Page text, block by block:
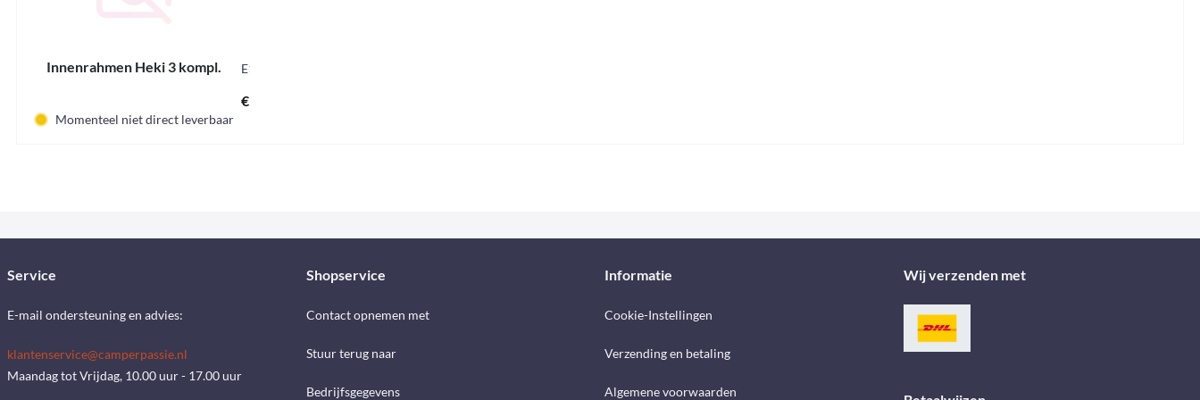
Innenrahmen Heki 3 kompl. E12520
€ 352,31 *
Momenteel niet direct leverbaar
Service
E-mail ondersteuning en advies:
klantenservice@camperpassie.nl
Maandag tot Vrijdag, 10.00 uur - 17.00 uur
Shopservice
Contact opnemen met
Stuur terug naar
Bedrijfsgegevens
Informatie
Cookie-Instellingen
Verzending en betaling
Algemene voorwaarden
Wij verzenden met